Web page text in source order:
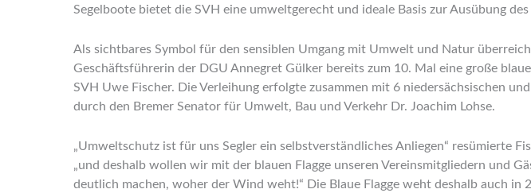
Segelboote bietet die SVH eine umweltgerecht und ideale Basis zur Ausübung
Als sichtbares Symbol für den sensiblen Umgang mit Umwelt und Natur
Geschäftsführerin der DGU Annegret Gülker bereits zum 10. Mal eine große
SVH Uwe Fischer. Die Verleihung erfolgte zusammen mit 6 niedersächsischen
durch den Bremer Senator für Umwelt, Bau und Verkehr Dr. Joachim Lohse.
„Umweltschutz ist für uns Segler ein selbstverständliches Anliegen“ resümierte
„und deshalb wollen wir mit der blauen Flagge unseren Vereinsmitgliedern und
deutlich machen, woher der Wind weht!“ Die Blaue Flagge weht deshalb auch in